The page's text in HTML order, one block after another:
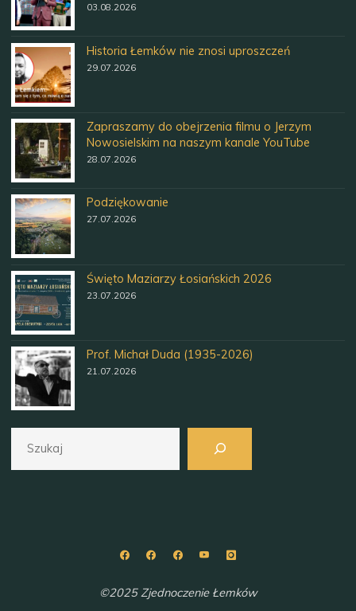
03.08.2026
Historia Łemków nie znosi uproszczeń
29.07.2026
Zapraszamy do obejrzenia filmu o Jerzym
Nowosielskim na naszym kanale YouTube
28.07.2026
Podziękowanie
27.07.2026
Święto Maziarzy Łosiańskich 2026
23.07.2026
Prof. Michał Duda (1935-2026)
21.07.2026
©2025 Zjednoczenie Łemków